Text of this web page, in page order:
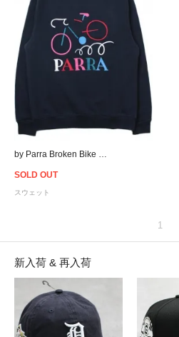
SOLD OUT
スウェット
1
新入荷 & 再入荷